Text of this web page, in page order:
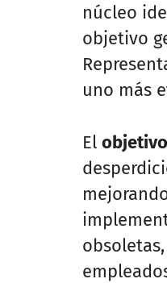
núcleo
objetivo
uno más
El